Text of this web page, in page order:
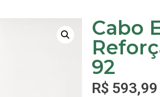
Cabo
92
R$ 593,99